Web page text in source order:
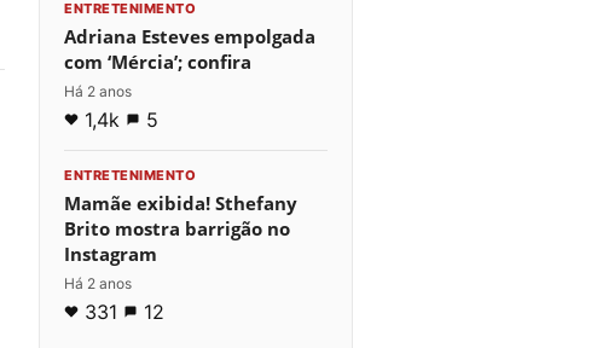
ENTRETENIMENTO
Adriana Esteves empolgada
com ‘Mércia’; confira
Há 2 anos
1,4k 5
ENTRETENIMENTO
Mamãe exibida! Sthefany
Brito mostra barrigão no
Instagram
Há 2 anos
331 12